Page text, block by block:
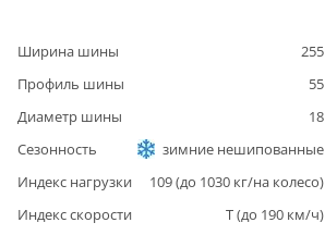
Ширина шины
255
Профиль шины
55
Диаметр шины
18
Сезонность
зимние нешипованные
Индекс нагрузки
109(до 1030 кг/на колесо)
Индекс скорости
T(до 190 км/ч)